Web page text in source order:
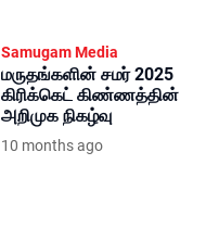
Samugam Media
மருதங்களின் சமர் 2025
கிரிக்கெட் கிண்ணத்தின்
அறிமுக நிகழ்வு
10 months ago